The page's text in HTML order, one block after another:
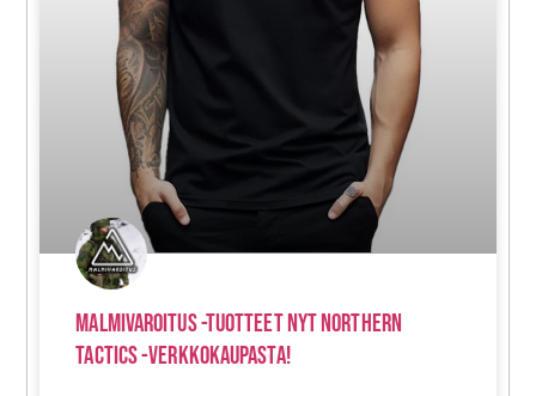
Malmivaroitus -tuotteet Nyt Northern
Tactics -verkkokaupasta!